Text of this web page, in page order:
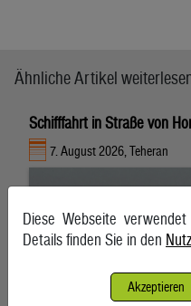
Ähnliche Artikel
Schifffahrt in Straße von
7. August 2026, Teheran
Diese Webseite
Details finden Sie in den
Akzeptieren